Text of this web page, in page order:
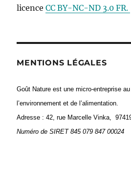
licenceCC BY-NC-ND 3.0 FR.
MENTIONS LÉGALES
Goût Nature est une micro-entreprise
l’environnement et de l’alimentation.
Adresse : 42, rue Marcelle Vinka,
Numéro deSIRET 845 079 847 00024